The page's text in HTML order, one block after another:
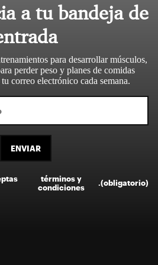
a tu bandeja de
para desarrollar músculos,
perder peso y planes de comidas
correo electrónico cada semana.
ENVIAR
términos y
condiciones
.(obligatorio)